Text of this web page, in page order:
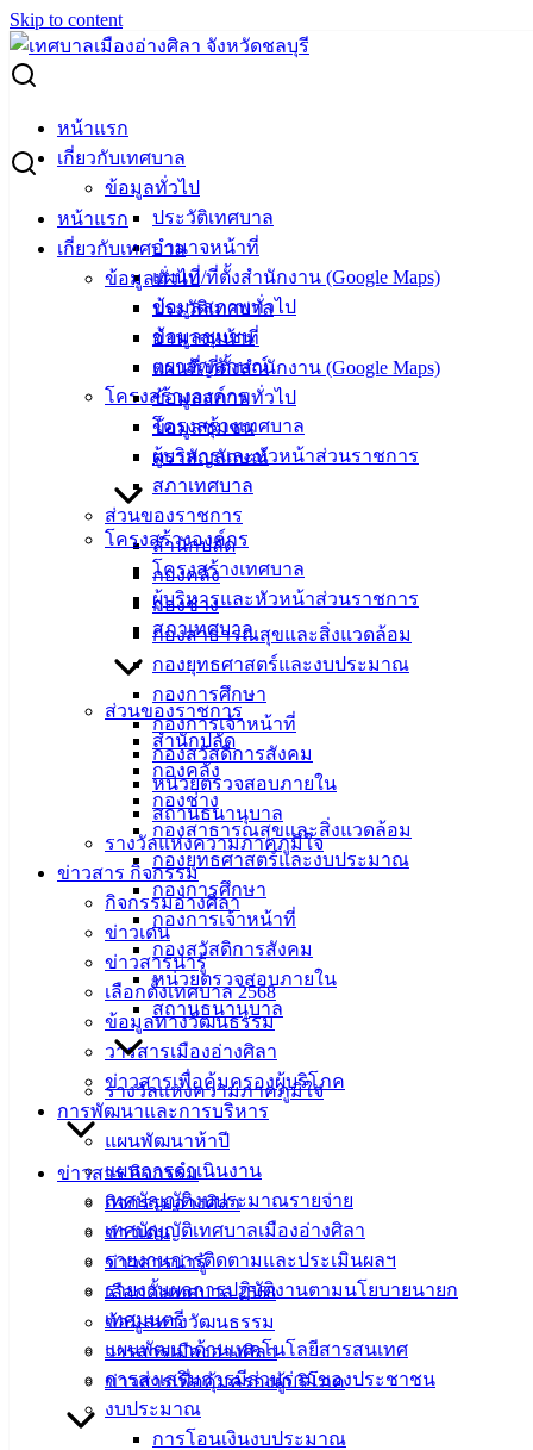
Skip to content
หน้าแรก
เกี่ยวกับเทศบาล
ข้อมูลทั่วไป
ประวัติเทศบาล
อำนาจหน้าที่
แผนที่/ที่ตั้งสำนักงาน (Google Maps)
ข้อมูลสภาพทั่วไป
ข้อมูลชุมชน
ตราสัญลักษณ์
โครงสร้างองค์กร
โครงสร้างเทศบาล
ผู้บริหารและหัวหน้าส่วนราชการ
สภาเทศบาล
ส่วนของราชการ
สำนักปลัด
กองคลัง
กองช่าง
กองสาธารณสุขและสิ่งแวดล้อม
กองยุทธศาสตร์และงบประมาณ
กองการศึกษา
กองการเจ้าหน้าที่
กองสวัสดิการสังคม
หน่วยตรวจสอบภายใน
สถานธนานุบาล
รางวัลแห่งความภาคภูมิใจ
ข่าวสาร กิจกรรม
กิจกรรมอ่างศิลา
ข่าวเด่น
ข่าวสารน่ารู้
เลือกตั้งเทศบาล 2568
ข้อมูลทางวัฒนธรรม
วารสารเมืองอ่างศิลา
ข่าวสารเพื่อคุ้มครองผู้บริโภค
การพัฒนาและการบริหาร
แผนพัฒนาห้าปี
แผนการดำเนินงาน
เทศบัญญัติงบประมาณรายจ่าย
เทศบัญญัติเทศบาลเมืองอ่างศิลา
รายงานการติดตามและประเมินผลฯ
รายงานผลการปฏิบัติงานตามนโยบายนายก
เทศมนตรี
แผนพัฒนาด้านเทคโนโลยีสารสนเทศ
การส่งเสริมการมีส่วนร่วมของประชาชน
งบประมาณ
การโอนเงินงบประมาณ
หน้าแรก
เกี่ยวกับเทศบาล
ข้อมูลทั่วไป
ประวัติเทศบาล
อำนาจหน้าที่
แผนที่/ที่ตั้งสำนักงาน (Google Maps)
ข้อมูลสภาพทั่วไป
ข้อมูลชุมชน
ตราสัญลักษณ์
โครงสร้างองค์กร
โครงสร้างเทศบาล
ผู้บริหารและหัวหน้าส่วนราชการ
สภาเทศบาล
ส่วนของราชการ
สำนักปลัด
กองคลัง
กองช่าง
กองสาธารณสุขและสิ่งแวดล้อม
กองยุทธศาสตร์และงบประมาณ
กองการศึกษา
กองการเจ้าหน้าที่
กองสวัสดิการสังคม
หน่วยตรวจสอบภายใน
สถานธนานุบาล
รางวัลแห่งความภาคภูมิใจ
ข่าวสาร กิจกรรม
กิจกรรมอ่างศิลา
ข่าวเด่น
ข่าวสารน่ารู้
เลือกตั้งเทศบาล 2568
ข้อมูลทางวัฒนธรรม
วารสารเมืองอ่างศิลา
ข่าวสารเพื่อคุ้มครองผู้บริโภค
Search for:
ผู้ชนะการเสนอราคา ซ่อมและล้างเครื่องปรับอากาศ 14 เครื่อง
ผู้ชนะการเสนอราคา ซ่อมและล้างเครื่อง
ปรับอากาศ 14 เครื่อง
กรกฎาคม 2, 2024 กรกฎาคม 2, 2024
ประกาศผู้ชนะ
ซ่อมและล้างเครื่องปรับอากาศ 14 เครื่องดาวน์โหลด
เทศบาล
เมืองอ่าง
สำนักงาน
เทศบาลเมือง
อ่างศิลา 90/338
ม.3 ต.เสม็ด